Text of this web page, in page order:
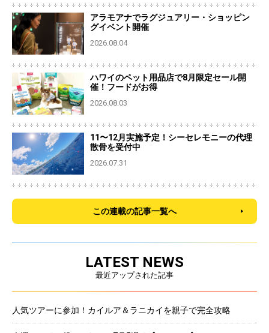
アラモアナでラグジュアリー・ショッピン
グイベント開催
2026.08.04
ハワイのペット用品店で8月限定セール開
催！フードがお得
2026.08.03
11〜12月実施予定！シーセレモニーの代理
散骨を受付中
2026.07.31
この連載の記事一覧へ
LATEST NEWS
最近アップされた記事
人気ツアーに参加！カイルア＆ラニカイを親子で完全攻略